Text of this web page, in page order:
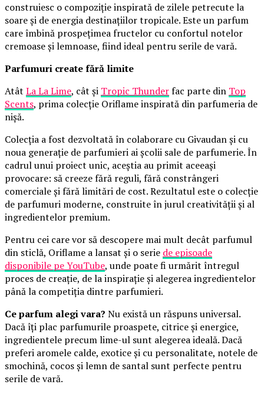
construiesc o compoziție inspirată de zilele petrecute la
soare și de energia destinațiilor tropicale. Este un parfum
care îmbină prospețimea fructelor cu confortul notelor
cremoase și lemnoase, fiind ideal pentru serile de vară.
Parfumuri create fără limite
Atât La La Lime, cât și Tropic Thunderfac parte din Top
Scents, prima colecție Oriflame inspirată din parfumeria de
nișă.
Colecția a fost dezvoltată în colaborare cu Givaudan și cu
noua generație de parfumieri ai școlii sale de parfumerie. În
cadrul unui proiect unic, aceștia au primit aceeași
provocare: să creeze fără reguli, fără constrângeri
comerciale și fără limitări de cost. Rezultatul este o colecție
de parfumuri moderne, construite în jurul creativității și al
ingredientelor premium.
Pentru cei care vor să descopere mai mult decât parfumul
din sticlă, Oriflame a lansat și o serie de episoade
disponibile pe YouTube, unde poate fi urmărit întregul
proces de creație, de la inspirație și alegerea ingredientelor
până la competiția dintre parfumieri.
Ce parfum alegi vara? Nu există un răspuns universal.
Dacă îți plac parfumurile proaspete, citrice și energice,
ingredientele precum lime-ul sunt alegerea ideală. Dacă
preferi aromele calde, exotice și cu personalitate, notele de
smochină, cocos și lemn de santal sunt perfecte pentru
serile de vară.